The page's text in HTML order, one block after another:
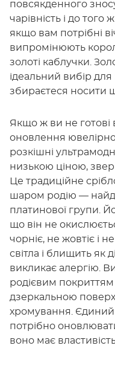
повсякденного
чарівність і до того
якщо вам потрібні
випромінюють
золоті каблучки.
ідеальний вибір
збираєтеся носити
Якщо ж ви не готові
оновлення
розкішні
низькою ціною,
Це традиційне
шаром родію —
платинової групи.
що він не
чорніє, не жовтіє і
світла і блищить як
викликає алергію.
родієвим
дзеркальною
хромування.
потрібно
воно має